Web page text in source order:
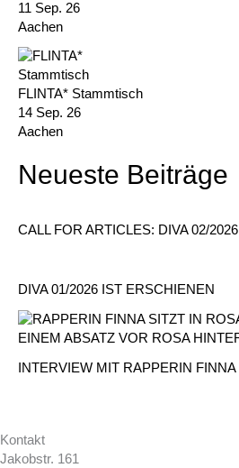
11 Sep. 26
Aachen
FLINTA* Stammtisch
14 Sep. 26
Aachen
Neueste Beiträge
CALL FOR ARTICLES: DIVA 02/2026
DIVA 01/2026 IST ERSCHIENEN
INTERVIEW MIT RAPPERIN FINNA
Kontakt
Jakobstr. 161